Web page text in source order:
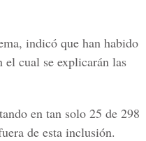
indicó que han habido
el cual se explicarán las
en tan solo 25 de 298
de esta inclusión.